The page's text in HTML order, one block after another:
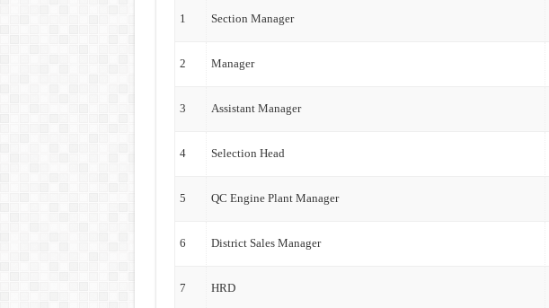
1 Section Manager
2 Manager
3 Assistant Manager
4 Selection Head
5 QC Engine Plant Manager
6 District Sales Manager
7 HRD